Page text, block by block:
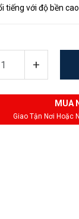
tiếng với độ bền
+
MUA
Giao Tận Nơi Hoặc